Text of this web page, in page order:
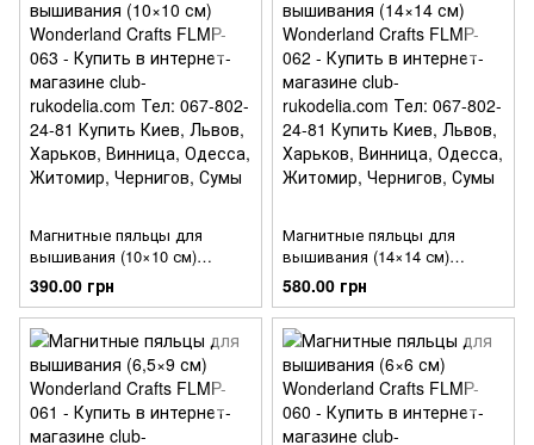
Магнитные пяльцы для
вышивания (10×10 см)
Wonderland Crafts FLMP-063
390.00 грн
Магнитные пяльцы для
вышивания (14×14 см)
Wonderland Crafts FLMP-062
580.00 грн